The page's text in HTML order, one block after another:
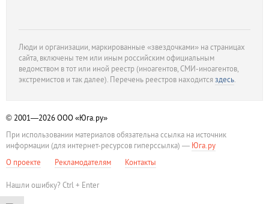
Люди и организации, маркированные «звездочками» на страницах
сайта, включены тем или иным российским официальным
ведомством в тот или иной реестр (иноагентов, СМИ-иноагентов,
экстремистов и так далее). Перечень реестров находитсяздесь.
© 2001—2026ООО «Юга.ру»
При использовании материалов обязательна ссылка на источник
информации (для интернет-ресурсов гиперссылка) — Юга.ру
О проекте
Рекламодателям Контакты
Нашли ошибку? Ctrl + Enter